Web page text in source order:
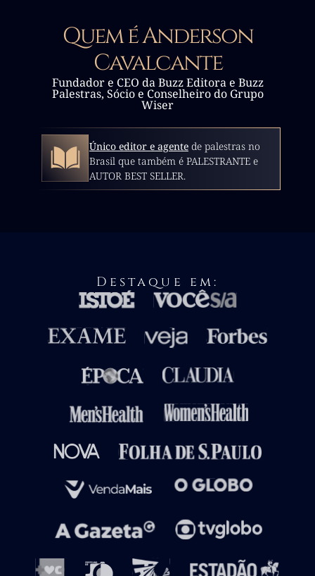
Quem é Anderson
Cavalcante
Fundador e CEO da Buzz Editora e Buzz
Palestras, Sócio e Conselheiro do Grupo
Wiser
Único editor e agente de palestras no
Brasil que também é PALESTRANTE e
AUTOR BEST SELLER.
Destaque em: